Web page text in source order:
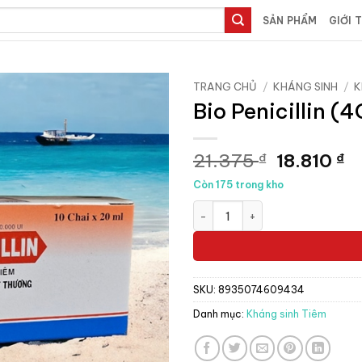
SẢN PHẨM GIỚI
TRANG CHỦ / KHÁNG SINH /
Bio Penicillin
21.375₫ Giá
gốc
là:
18.810 ₫
Còn 175 trong kho
SKU: 8935074609434
Danh mục: Kháng sinh Tiêm